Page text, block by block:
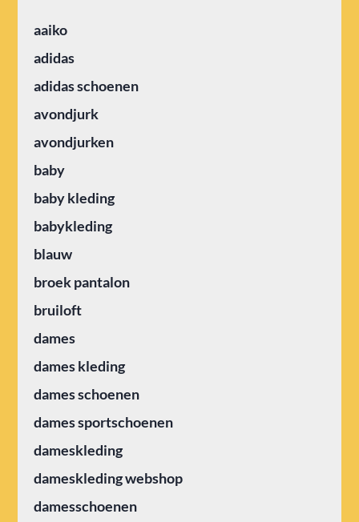
aaiko
adidas
adidas schoenen
avondjurk
avondjurken
baby
baby kleding
babykleding
blauw
broek pantalon
bruiloft
dames
dames kleding
dames schoenen
dames sportschoenen
dameskleding
dameskleding webshop
damesschoenen